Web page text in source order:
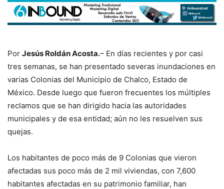
Por Jesús Roldán Acosta.– En días recientes y por casi
tres semanas, se han presentado severas inundaciones en
varias Colonias del Municipio de Chalco, Estado de
México. Desde luego que fueron frecuentes los múltiples
reclamos que se han dirigido hacia las autoridades
municipales y de esa entidad; aún no les resuelven sus
quejas.
Los habitantes de poco más de 9 Colonias que vieron
afectadas sus poco más de 2 mil viviendas, con 7,600
habitantes afectadas en su patrimonio familiar, han